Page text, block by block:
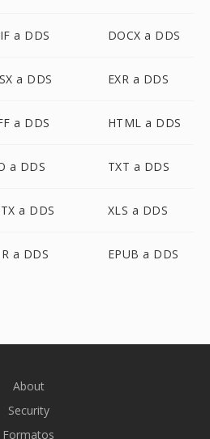
a DDS DOCX a DDS
a DDS EXR a DDS
a DDS HTML a DDS
a DDS TXT a DDS
a DDS XLS a DDS
a DDS EPUB a DDS
About
Security
Formatos